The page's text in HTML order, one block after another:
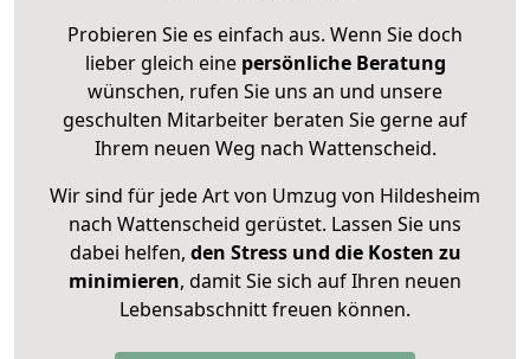
Probieren Sie es einfach aus. Wenn Sie doch
lieber gleich eine persönliche Beratung
wünschen, rufen Sie uns an und unsere
geschulten Mitarbeiter beraten Sie gerne auf
Ihrem neuen Weg nach Wattenscheid.
Wir sind für jede Art von Umzug von Hildesheim
nach Wattenscheid gerüstet. Lassen Sie uns
dabei helfen, den Stress und die Kosten zu
minimieren, damit Sie sich auf Ihren neuen
Lebensabschnitt freuen können.